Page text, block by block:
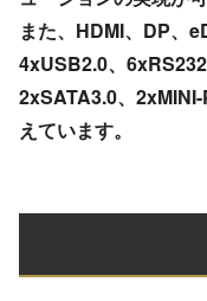
また、HDMI、DP、
4xUSB2.0、
2xSATA3.0、
えています。